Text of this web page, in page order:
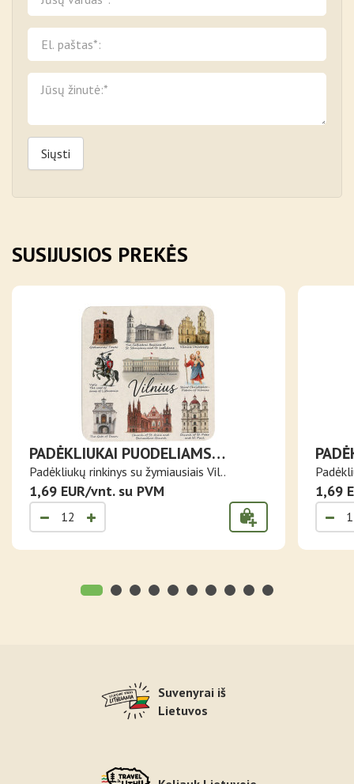
Siųsti
SUSIJUSIOS PREKĖS
PADĖKLIUKAI PUODELIAMS
ŽYMIAUSI VILNIAUS PASTATAI IR
SIMBOLIAI
Padėkliukų rinkinys su žymiausiais Vil..
1,69 EUR/vnt. su PVM 1,69
Suvenyrai iš
Lietuvos